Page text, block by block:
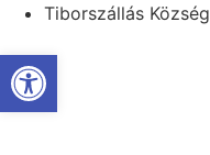
Eszköztár megnyitása
Tiborszállás Község